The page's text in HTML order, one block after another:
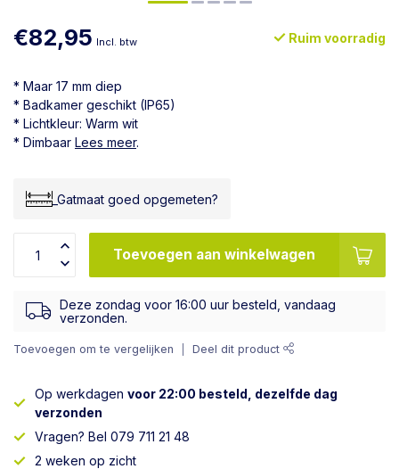
€82,95 Incl. btw Ruim voorradig
* Maar 17 mm diep
* Badkamer geschikt (IP65)
* Lichtkleur: Warm wit
* Dimbaar Lees meer.
_Gatmaat goed opgemeten?
Toevoegen aan winkelwagen
Deze zondag voor 16:00 uur besteld, vandaag
verzonden.
Toevoegen om te vergelijken Deel dit product
Op werkdagen voor 22:00 besteld, dezelfde dag
verzonden
Vragen? Bel 079 711 21 48
2 weken op zicht